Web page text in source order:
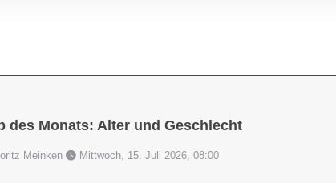
des Monats: Alter und Geschlecht
Meinken Mittwoch, 15. Juli 2026, 08:00